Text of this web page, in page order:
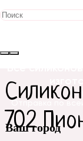
Отправка по
Ваш город
формы
702